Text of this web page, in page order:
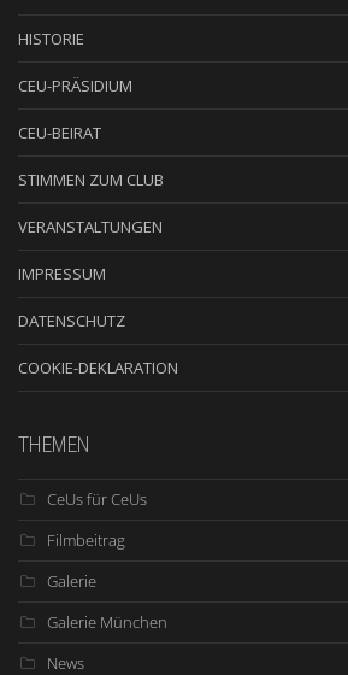
HISTORIE
CEU-PRÄSIDIUM
CEU-BEIRAT
STIMMEN ZUM CLUB
VERANSTALTUNGEN
IMPRESSUM
DATENSCHUTZ
COOKIE-DEKLARATION
THEMEN
CeUs für CeUs
Filmbeitrag
Galerie
Galerie München
News